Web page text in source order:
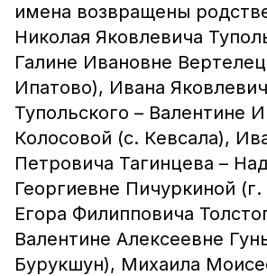
имена возвращены
Николая Яковлевича
Галине Ивановне
Ипатово), Ивана
Тупольского – Валентине
Колосовой (с. Кевсала),
Петровича Тагинцева –
Георгиевне Пичуркиной
Егора Филипповича
Валентине Алексеевне
Бурукшун), Михаила